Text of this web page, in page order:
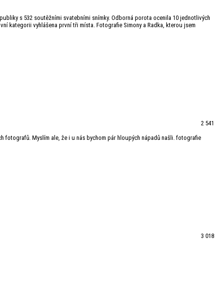
s 532 soutěžními svatebními snímky. Odborná porota ocenila 10 jednotlivých
kategorii vyhlášena první tři místa. Fotografie Simony a Radka, kterou jsem
2 541
Myslím ale, že i u nás bychom pár hloupých nápadů našli. fotografie
3 018